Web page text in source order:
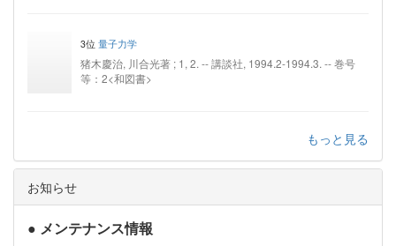
3位 量子力学
猪木慶治, 川合光著 ; 1, 2. -- 講談社, 1994.2-1994.3. -- 巻号
等：2<和図書>
もっと見る
お知らせ
● メンテナンス情報